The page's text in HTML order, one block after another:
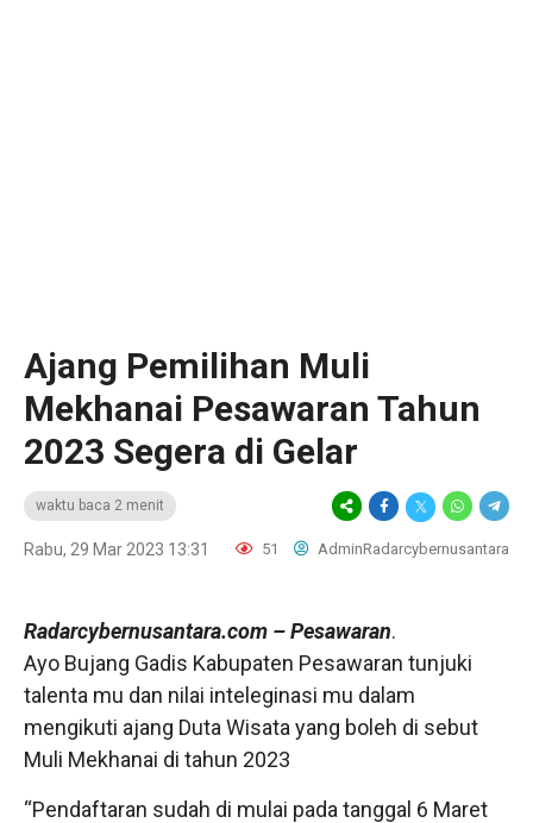
Ajang Pemilihan Muli
Mekhanai Pesawaran Tahun
2023 Segera di Gelar
waktu baca 2 menit
Rabu, 29 Mar 2023 13:31 51 AdminRadarcybernusantara
Radarcybernusantara.com – Pesawaran.
Ayo Bujang Gadis Kabupaten Pesawaran tunjuki
talenta mu dan nilai inteleginasi mu dalam
mengikuti ajang Duta Wisata yang boleh di sebut
Muli Mekhanai di tahun 2023
“Pendaftaran sudah di mulai pada tanggal 6 Maret